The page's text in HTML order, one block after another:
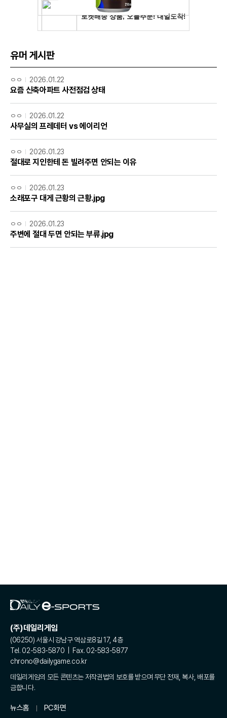
유머 게시판
ㅇㅇ 2026.01.22
요즘 신축아파트 사전점검 상태
ㅇㅇ 2026.01.22
사무실의 프레데터 vs 에이리언
ㅇㅇ 2026.01.23
절대로 지인한테 돈 빌려주면 안되는 이유
ㅇㅇ 2026.01.23
소래포구 대게 근황의 근황.jpg
ㅇㅇ 2026.01.23
주변에 절대 두면 안되는 부류.jpg
(주)데일리게임
(06250) 서울시 강남구 역삼로8길 17, 4층
Tel. 02-583-5870 | Fax. 02-583-5877
chrono@dailygame.co.kr
데일리게임의 모든 콘텐츠는 저작권법의 보호를 받으며 무단 전재, 복사, 배포를
금합니다.
뉴스홈 PC화면